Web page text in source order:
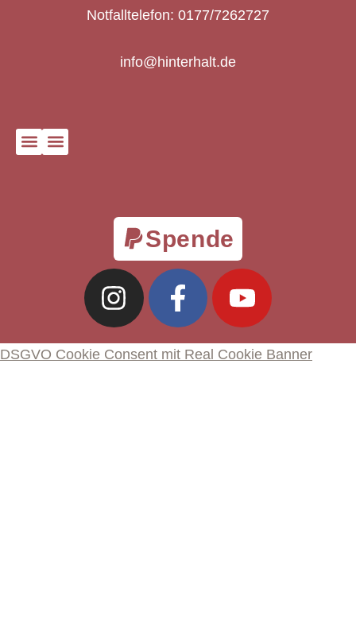
Notfalltelefon: 0177/7262727
info@hinterhalt.de
Spende
DSGVO Cookie Consent mit Real Cookie Banner